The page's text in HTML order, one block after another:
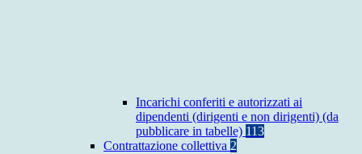
Incarichi conferiti e autorizzati ai
dipendenti (dirigenti e non dirigenti) (da
pubblicare in tabelle) 113
Contrattazione collettiva 2